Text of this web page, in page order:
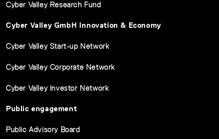
Cyber Valley Research Fund
Cyber Valley GmbH Innovation & Economy
Cyber Valley Start-up Network
Cyber Valley Corporate Network
Cyber Valley Investor Network
Public engagement
Public Advisory Board